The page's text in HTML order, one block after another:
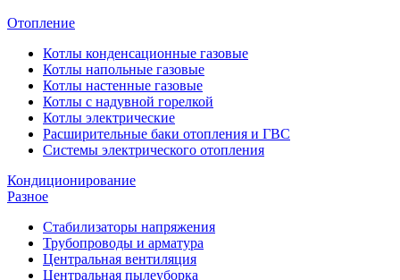
Отопление
Котлы конденсационные газовые
Котлы напольные газовые
Котлы настенные газовые
Котлы с надувной горелкой
Котлы электрические
Расширительные баки отопления и ГВС
Системы электрического отопления
Кондиционирование
Разное
Стабилизаторы напряжения
Трубопроводы и арматура
Центральная вентиляция
Центральная пылеуборка